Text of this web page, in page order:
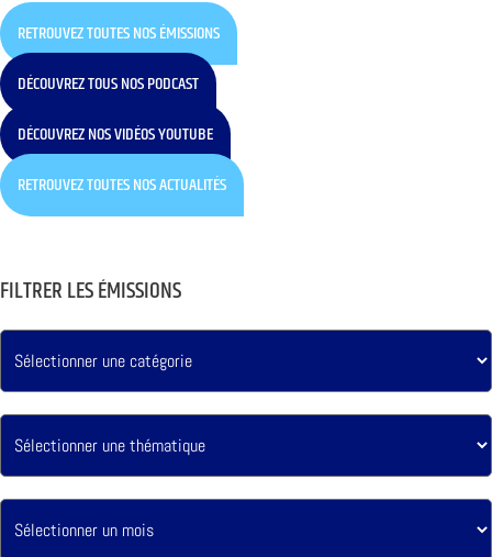
RETROUVEZ TOUTES NOS ÉMISSIONS
DÉCOUVREZ TOUS NOS PODCAST
DÉCOUVREZ NOS VIDÉOS YOUTUBE
RETROUVEZ TOUTES NOS ACTUALITÉS
FILTRER LES ÉMISSIONS